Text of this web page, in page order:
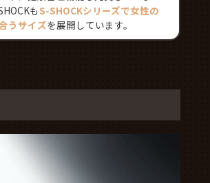
も S-SHOCKシリーズで女性の
うサイズを展開しています。